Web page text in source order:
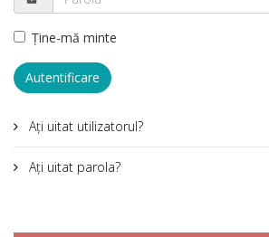
Ţine-mă minte
Autentificare
Aţi uitat utilizatorul?
Aţi uitat parola?